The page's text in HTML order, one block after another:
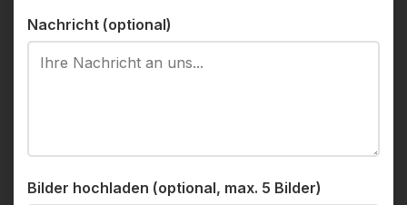
Nachricht (optional)
Bilder hochladen (optional, max. 5 Bilder)